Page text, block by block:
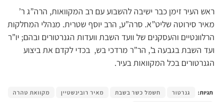
ראש העיר זימן כבר ישיבה להשבוע עם רב המקוואות, הרה”ג ר’
מאיר סירוטה שליט”א. סרה”ע, הרב יוסף שטרית. מנהלי המחלקות
הרלוונטיים והעסקנים של וועד השבת וועדות הגנרטורים ובהם; יו”ר
ועד השבת בגבעה ב’, הר”ר מרדכי בש, בכדי לקדם את ביצוע
הגנרטורים בכל המקוואות בעיר.
תגיות: גנרטור חשמל כשר בשבת מאיר רובינשטיין
מקוואת טהרה